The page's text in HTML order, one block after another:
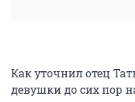
Как уточнил отец
девушки до сих пор